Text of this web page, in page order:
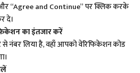
“Agree and Continue” पर क्लिक करके
दे।
का इंतजार करें
से नंबर लिया है, वहाँ आपको वेरिफिकेशन कोड